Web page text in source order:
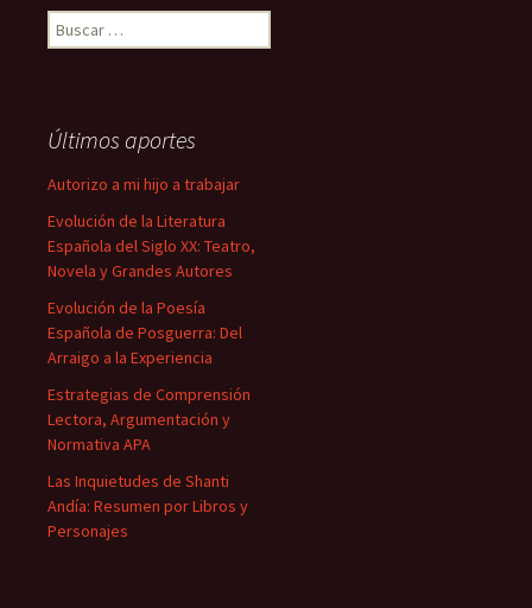
Buscar:
Últimos aportes
Autorizo a mi hijo a trabajar
Evolución de la Literatura
Española del Siglo XX: Teatro,
Novela y Grandes Autores
Evolución de la Poesía
Española de Posguerra: Del
Arraigo a la Experiencia
Estrategias de Comprensión
Lectora, Argumentación y
Normativa APA
Las Inquietudes de Shanti
Andía: Resumen por Libros y
Personajes